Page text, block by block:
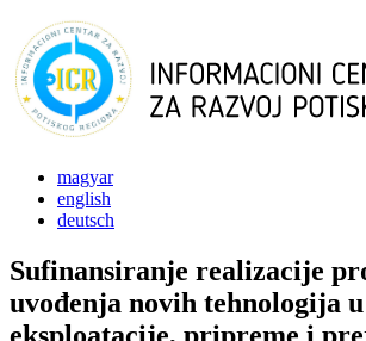
magyar
english
deutsch
Sufinansiranje realizacije
uvođenja novih tehnologija